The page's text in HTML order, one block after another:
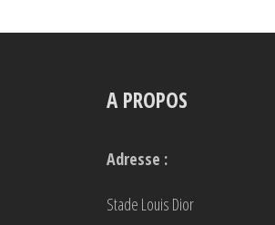
A PROPOS
Adresse :
Stade Louis Dior